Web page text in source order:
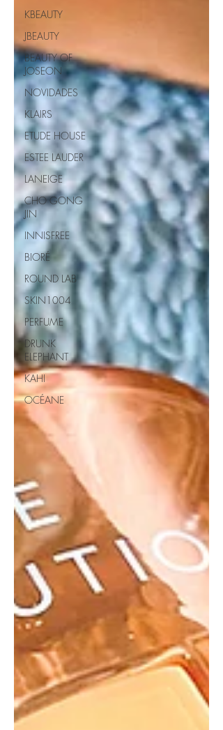
KBEAUTY
JBEAUTY
BEAUTY OF
JOSEON
NOVIDADES
KLAIRS
ETUDE HOUSE
ESTEE LAUDER
LANEIGE
CHO GONG
JIN
INNISFREE
BIORÉ
ROUND LAB
SKIN1004
PERFUME
DRUNK
ELEPHANT
KAHI
OCÉANE